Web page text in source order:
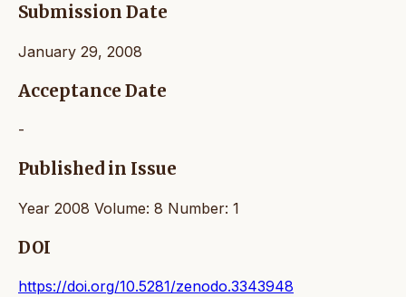
Submission Date
January 29, 2008
Acceptance Date
-
Published in Issue
Year 2008 Volume: 8 Number: 1
DOI
https://doi.org/10.5281/zenodo.3343948